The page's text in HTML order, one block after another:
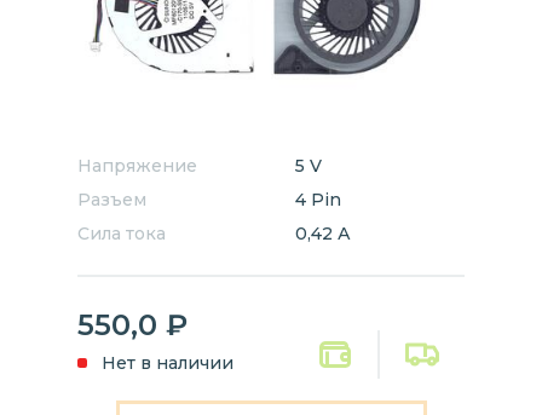
Напряжение
5 V
Разъем
4 Pin
Сила тока
0,42 А
550,0 ₽
Нет в наличии